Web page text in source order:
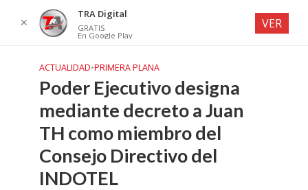
ACTUALIDAD•PRIMERA PLANA
Poder Ejecutivo designa
mediante decreto a Juan
TH como miembro del
Consejo Directivo del
INDOTEL
✕
TRA Digital
GRATIS
En Google Play
VER